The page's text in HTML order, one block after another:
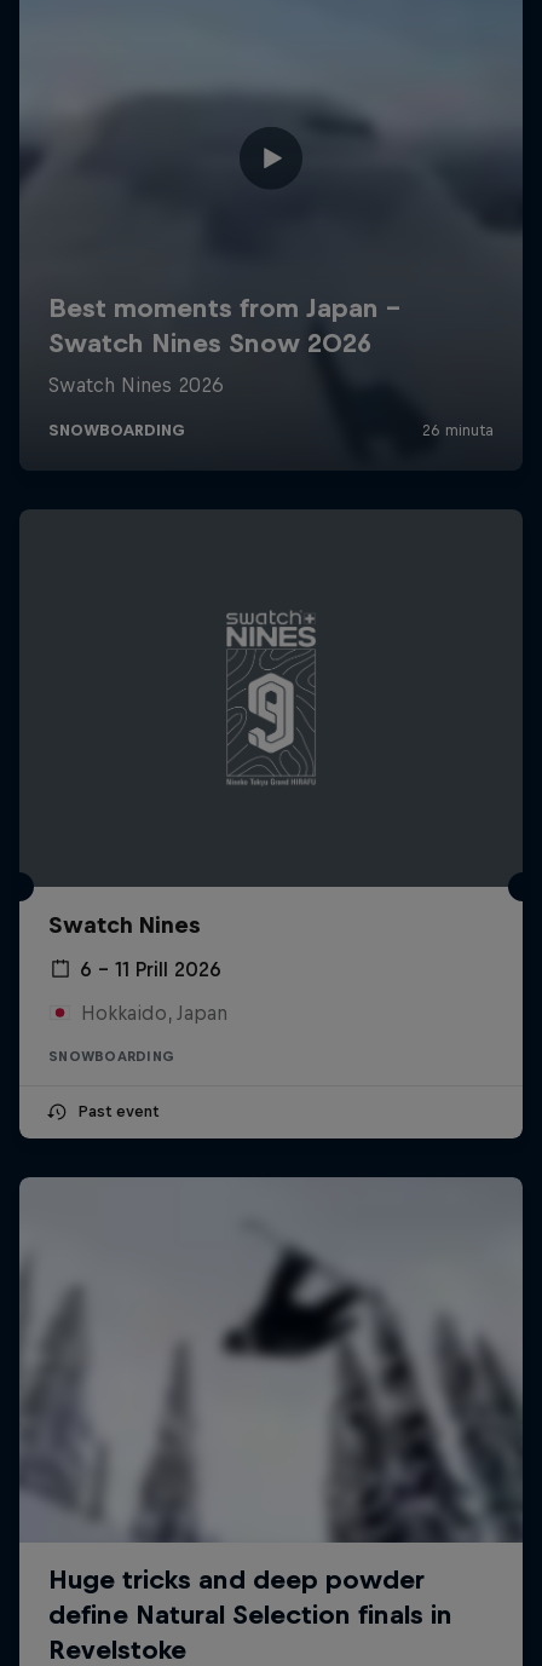
Swatch Nines
6 – 11 Prill 2026
Hokkaido, Japan
SNOWBOARDING
Past event